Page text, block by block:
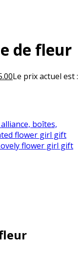
de fleur
Le prix actuel est :
boîtes,
flower girl gift
flower girl gift